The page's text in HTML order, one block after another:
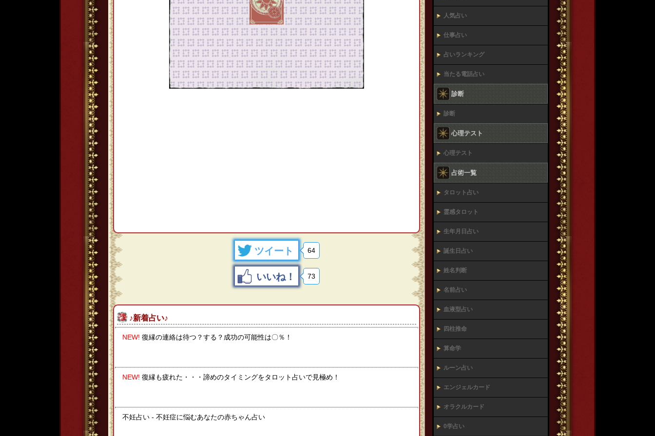
ツイート 64
いいね！ 73
♪新着占い♪
NEW! 復縁の連絡は待つ？する？成功の可能性は〇％！
NEW! 復縁も疲れた・・・諦めのタイミングをタロット占いで見極め！
不妊占い - 不妊症に悩むあなたの赤ちゃん占い
人気占い
仕事占い
占いランキング
当たる電話占い
診断
診断
心理テスト
心理テスト
占術一覧
タロット占い
霊感タロット
生年月日占い
誕生日占い
姓名判断
名前占い
血液型占い
四柱推命
算命学
ルーン占い
エンジェルカード
オラクルカード
0学占い